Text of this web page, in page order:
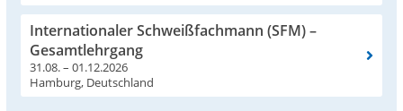
Internationaler Schweißfachmann (SFM) –
Gesamtlehrgang
31.08. – 01.12.2026
Hamburg, Deutschland